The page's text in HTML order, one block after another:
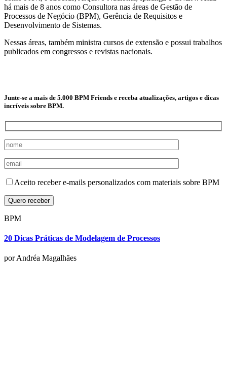
há mais de 8 anos como Consultora nas áreas de Gestão de
Processos de Negócio (BPM), Gerência de Requisitos e
Desenvolvimento de Sistemas.
Nessas áreas, também ministra cursos de extensão e possui trabalhos
publicados em congressos e revistas nacionais.
Junte-se a mais de 5.000 BPM Friends e receba atualizações, artigos e dicas
incríveis sobre BPM.
Aceito receber e-mails personalizados com materiais sobre BPM
BPM
20 Dicas Práticas de Modelagem de Processos
por Andréa Magalhães